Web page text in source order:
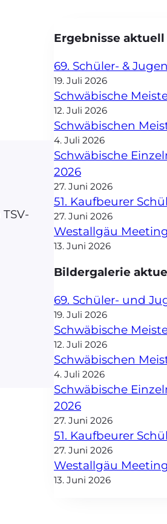
Ergebnisse aktuell
69. Schüler- &
19. Juli 2026
Schwäbische
12. Juli 2026
Schwäbischen
4. Juli 2026
Schwäbische
2026
27. Juni 2026
51. Kaufbeurer
27. Juni 2026
Westallgäu
13. Juni 2026
Bildergalerie
69. Schüler- und
19. Juli 2026
Schwäbische
12. Juli 2026
Schwäbischen
4. Juli 2026
Schwäbische
2026
27. Juni 2026
51. Kaufbeurer
27. Juni 2026
Westallgäu
13. Juni 2026